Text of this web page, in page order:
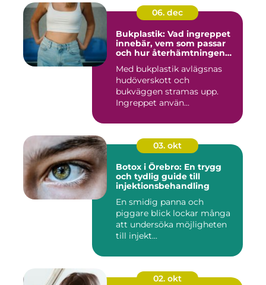
06. dec
Bukplastik: Vad ingreppet
innebär, vem som passar
och hur återhämtningen
Med bukplastik avlägsnas
hudöverskott och
bukväggen stramas upp.
Ingreppet använ...
03. okt
Botox i Örebro: En trygg
och tydlig guide till
injektionsbehandling
En smidig panna och
piggare blick lockar många
att undersöka möjligheten
till injekt...
02. okt